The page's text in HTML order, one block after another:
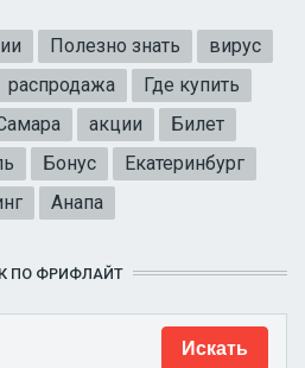
Полезно знать
вирус
распродажа
Где купить
акции
Билет
Бонус
Екатеринбург
Анапа
ПО ФРИФЛАЙТ